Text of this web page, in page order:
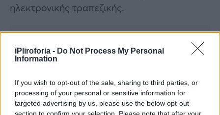
iPliroforia - Do Not Process My Personal
Information
If you wish to opt-out of the sale, sharing to third parties, or
processing of your personal or sensitive information for
targeted advertising by us, please use the below opt-out
section to confirm your selection. Please note that after your
ηλεκτρονικής τραπεζικής.
Συνεντεύξεις 18/11/2025
Δήμητρα Δερζέκου: «Λέω τη δική μου
αλήθεια»